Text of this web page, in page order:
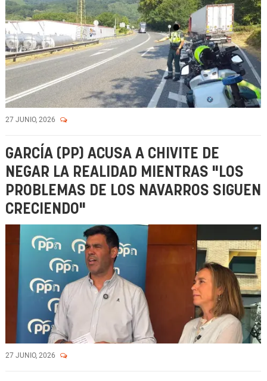
27 JUNIO, 2026
GARCÍA (PP) ACUSA A CHIVITE DE
NEGAR LA REALIDAD MIENTRAS "LOS
PROBLEMAS DE LOS NAVARROS SIGUEN
CRECIENDO"
27 JUNIO, 2026